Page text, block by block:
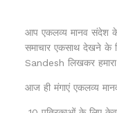
आप एकलव्य मानव संदेश
समाचार एकसाथ देखने के
Sandesh लिखकर
आज ही मंगाएं एकलव्य